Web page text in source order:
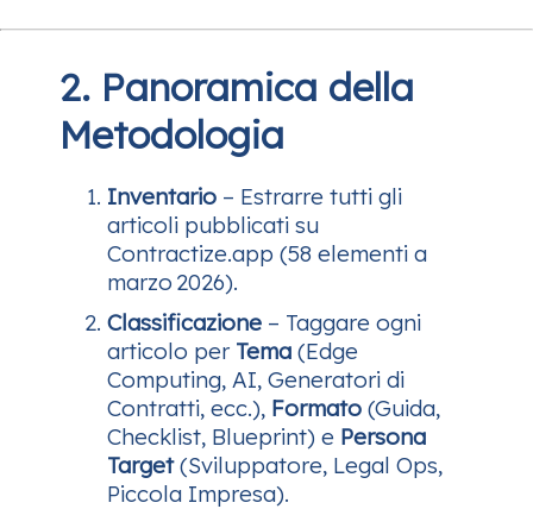
2. Panoramica della
Metodologia
Inventario – Estrarre tutti gli
articoli pubblicati su
Contractize.app (58 elementi a
marzo 2026).
Classificazione – Taggare ogni
articolo per Tema (Edge
Computing, AI, Generatori di
Contratti, ecc.), Formato (Guida,
Checklist, Blueprint) e Persona
Target(Sviluppatore, Legal Ops,
Piccola Impresa).